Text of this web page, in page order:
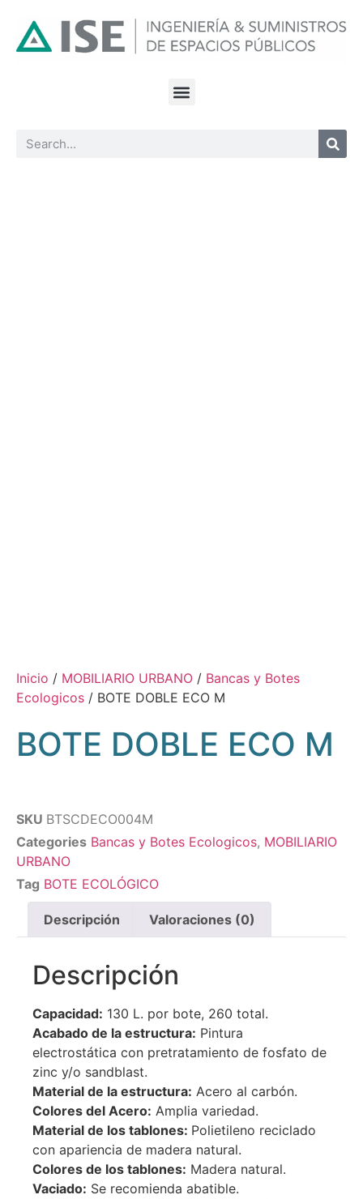
Inicio / MOBILIARIO URBANO / Bancas y Botes
Ecologicos / BOTE DOBLE ECO M
BOTE DOBLE ECO M
SKU BTSCDECO004M
Categories Bancas y Botes Ecologicos, MOBILIARIO
URBANO
Tag BOTE ECOLÓGICO
Descripción Valoraciones (0)
Descripción
Capacidad: 130 L. por bote, 260 total.
Acabado de la estructura: Pintura
electrostática con pretratamiento de fosfato de
zinc y/o sandblast.
Material de la estructura: Acero al carbón.
Colores del Acero: Amplia variedad.
Material de los tablones: Polietileno reciclado
con apariencia de madera natural.
Colores de los tablones: Madera natural.
Vaciado: Se recomienda abatible.